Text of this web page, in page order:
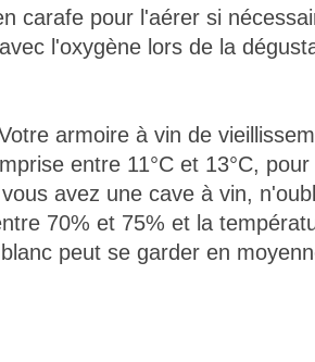
carafe pour l'aérer si
l'oxygène lors de la
armoire à vin de
entre 11°C et 13°C,
avez une cave à vin,
70% et 75% et la
peut se garder en